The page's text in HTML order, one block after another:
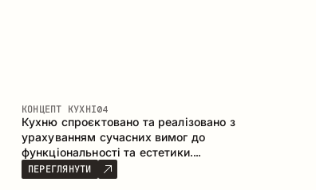
КОНЦЕПТ КУХНІ04
Кухню спроєктовано та реалізовано з
урахуванням сучасних вимог до
функціональності та естетики.
Поєднання текстур формує стриманий
та збалансований інтер’єр.
ПЕРЕГЛЯНУТИ